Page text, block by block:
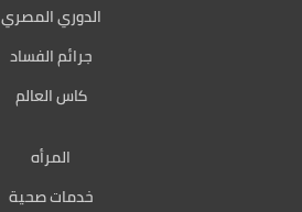
الدوري المصري
جرائم الفساد
كاس العالم
المرأه
خدمات صحية